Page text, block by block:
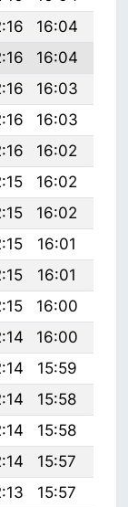
16:04
16:04
16:03
16:03
16:02
16:02
16:02
16:01
16:01
16:00
16:00
15:59
15:58
15:58
15:57
15:57